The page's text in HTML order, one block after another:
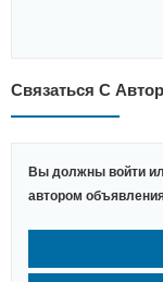
Связаться С
Вы должны войти
автором